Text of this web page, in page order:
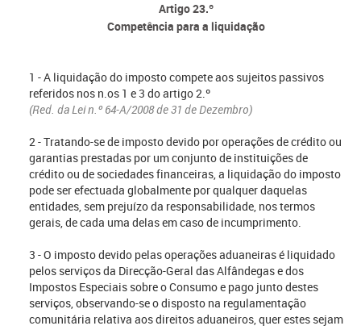
Artigo 23.º
Competência para a liquidação
1 - A liquidação do imposto compete aos sujeitos passivos
referidos nos n.os 1 e 3 do artigo 2.º
(Red. da Lei n.º 64-A/2008 de 31 de Dezembro)
2 - Tratando-se de imposto devido por operações de crédito ou
garantias prestadas por um conjunto de instituições de
crédito ou de sociedades financeiras, a liquidação do imposto
pode ser efectuada globalmente por qualquer daquelas
entidades, sem prejuízo da responsabilidade, nos termos
gerais, de cada uma delas em caso de incumprimento.
3 - O imposto devido pelas operações aduaneiras é liquidado
pelos serviços da Direcção-Geral das Alfândegas e dos
Impostos Especiais sobre o Consumo e pago junto destes
serviços, observando-se o disposto na regulamentação
comunitária relativa aos direitos aduaneiros, quer estes sejam